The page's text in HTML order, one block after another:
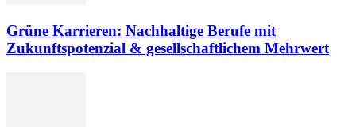
Grüne Karrieren: Nachhaltige Berufe mit
Zukunftspotenzial & gesellschaftlichem Mehrwert